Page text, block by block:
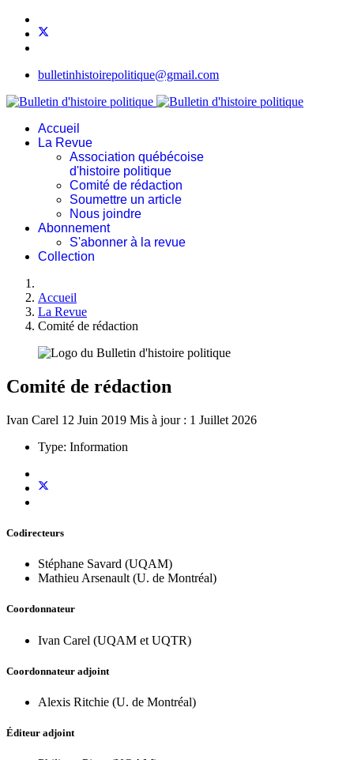
bulletinhistoirepolitique@gmail.com
Accueil
La Revue
Association québécoise
d'histoire politique
Comité de rédaction
Soumettre un article
Nous joindre
Abonnement
S'abonner à la revue
Collection
Accueil
La Revue
Comité de rédaction
Comité de rédaction
Ivan Carel 12 Juin 2019 Mis à jour : 1 Juillet 2026
Type: Information
Codirecteurs
Stéphane Savard (UQAM)
Mathieu Arsenault (U. de Montréal)
Coordonnateur
Ivan Carel (UQAM et UQTR)
Coordonnateur adjoint
Alexis Ritchie (U. de Montréal)
Éditeur adjoint